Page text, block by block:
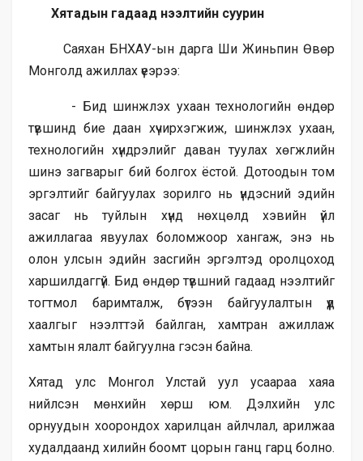
Хятадын гадаад нээлтийн суурин
Саяхан БНХАУ-ын дарга Ши Жиньпин Өвөр
Монголд ажиллах үеэрээ:
- Бид шинжлэх ухаан технологийн өндөр
түвшинд бие даан хүчирхэгжиж, шинжлэх ухаан,
технологийн хүндрэлийг даван туулах хөгжлийн
шинэ загварыг бий болгох ёстой. Дотоодын том
эргэлтийг байгуулах зорилго нь үндэсний эдийн
засаг нь туйлын хүнд нөхцөлд хэвийн үйл
ажиллагаа явуулах боломжоор хангаж, энэ нь
олон улсын эдийн засгийн эргэлтэд оролцоход
харшилдаггүй. Бид өндөр түвшний гадаад нээлтийг
тогтмол баримталж, бүтээн байгуулалтын үүд
хаалгыг нээлттэй байлган, хамтран ажиллаж
хамтын ялалт байгуулна гэсэн байна.
Хятад улс Монгол Улстай уул усаараа хаяа
нийлсэн мөнхийн хөрш юм. Дэлхийн улс
орнуудын хоорондох харилцан айлчлал, арилжаа
худалдаанд хилийн боомт цорын ганц гарц болно.